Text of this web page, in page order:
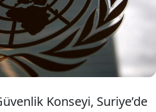
yaptı. Konsey, sivillere yönelik
adalet önüne çıkarılması
Konseyi, Suriye’de